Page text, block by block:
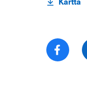
Kartta
Jaa